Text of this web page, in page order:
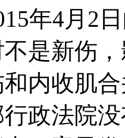
年4月2
是新伤
内收肌
政法院